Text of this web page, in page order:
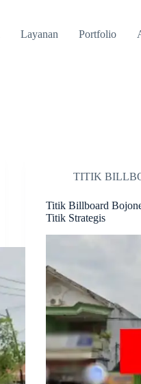
Layanan Portfolio
TITIK
Titik Billboard
Titik Strategis